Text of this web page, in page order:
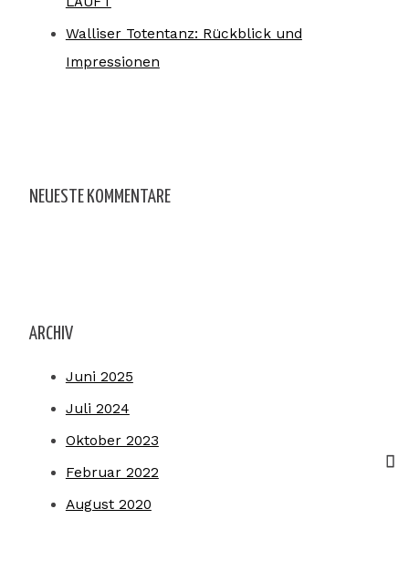
Walliser Totentanz: Rückblick und
Impressionen
NEUESTE KOMMENTARE
ARCHIV
Juni 2025
Juli 2024
Oktober 2023
Februar 2022
August 2020